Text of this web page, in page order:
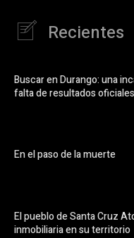
Recientes
Buscar en Durango: una
falta de resultados oficiales
En el paso de la muerte
El pueblo de Santa Cruz
inmobiliaria en su territorio